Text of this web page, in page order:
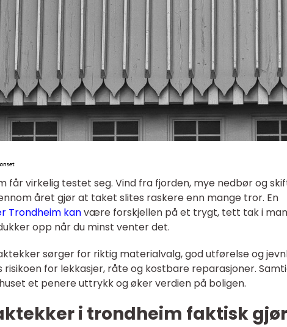
får virkelig testet seg. Vind fra fjorden, mye nedbør og
året gjør at taket slites raskere enn mange tror. En
Trondheim kanvære forskjellen på et trygt, tett tak i
opp når du minst venter det.
sørger for riktig materialvalg, god utførelse og
risikoen for lekkasjer, råte og kostbare reparasjoner.
et penere uttrykk og øker verdien på boligen.
i trondheim faktisk gjør